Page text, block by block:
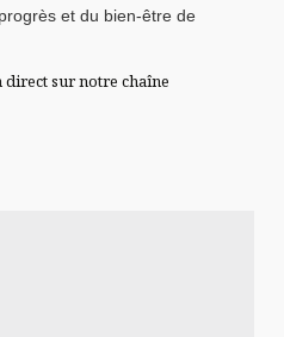
et du bien-être de
sur notre chaîne